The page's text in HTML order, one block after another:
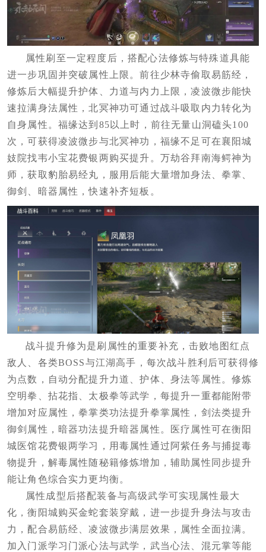
属性刷至一定程度后，搭配心法修炼与特殊道具能
进一步巩固并突破属性上限。前往少林寺偷取易筋经，
修炼后大幅提升护体、力道与内力上限，凌波微步能快
速拉满身法属性，北冥神功可通过战斗吸取内力转化为
自身属性。福缘达到85以上时，前往无量山洞磕头100
次，可获得凌波微步与北冥神功，福缘不足可在襄阳城
妓院找韦小宝花费银两购买提升。万劫谷拜南海鳄神为
师，获取豹胎易经丸，服用后能大量增加身法、拳掌、
御剑、暗器属性，快速补齐短板。
战斗提升修为是刷属性的重要补充，击败地图红点
敌人、各类BOSS与江湖高手，每次战斗胜利后可获得修
为点数，自动分配提升力道、护体、身法等属性。修炼
空明拳、拈花指、太极拳等武学，每提升一重都能附带
增加对应属性，拳掌类功法提升拳掌属性，剑法类提升
御剑属性，暗器功法提升暗器属性。医疗属性可在衡阳
城医馆花费银两学习，用毒属性通过阿紫任务与捕捉毒
物提升，解毒属性随秘籍修炼增加，辅助属性同步提升
能让角色综合实力更均衡。
属性成型后搭配装备与高级武学可实现属性最大
化，衡阳城购买金蛇套装穿戴，进一步提升身法与攻击
力，配合易筋经、凌波微步满层效果，属性全面拉满。
加入门派学习门派心法与武学，武当心法、混元掌等能